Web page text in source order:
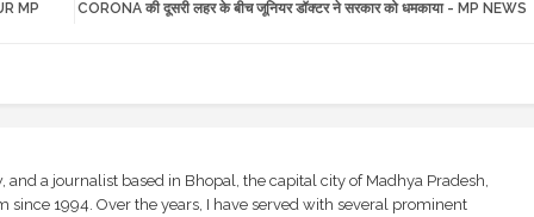
CORONA की दूसरी लहर के बीच जूनियर डॉक्टर ने सरकार को धमकाया - MP NEWS
MP
a journalist based in Bhopal, the capital city of Madhya Pradesh,
since 1994. Over the years, I have served with several prominent